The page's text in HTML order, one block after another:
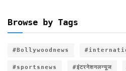
Browse by Tags
#Bollywoodnews
#sportsnews #इंटरनेशनलन्यूज